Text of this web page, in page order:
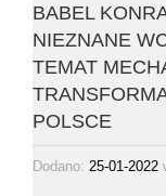
BABEL
NIEZNANE
TEMAT
POLSCE
Dodano: 25-01-2022